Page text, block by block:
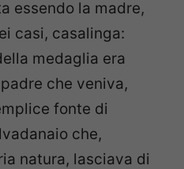
essendo la madre,
casi, casalinga:
medaglia era
che veniva,
fonte di
che,
natura, lasciava di